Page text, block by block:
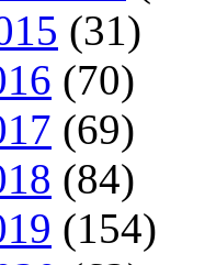
(31)
(70)
(69)
(84)
(154)